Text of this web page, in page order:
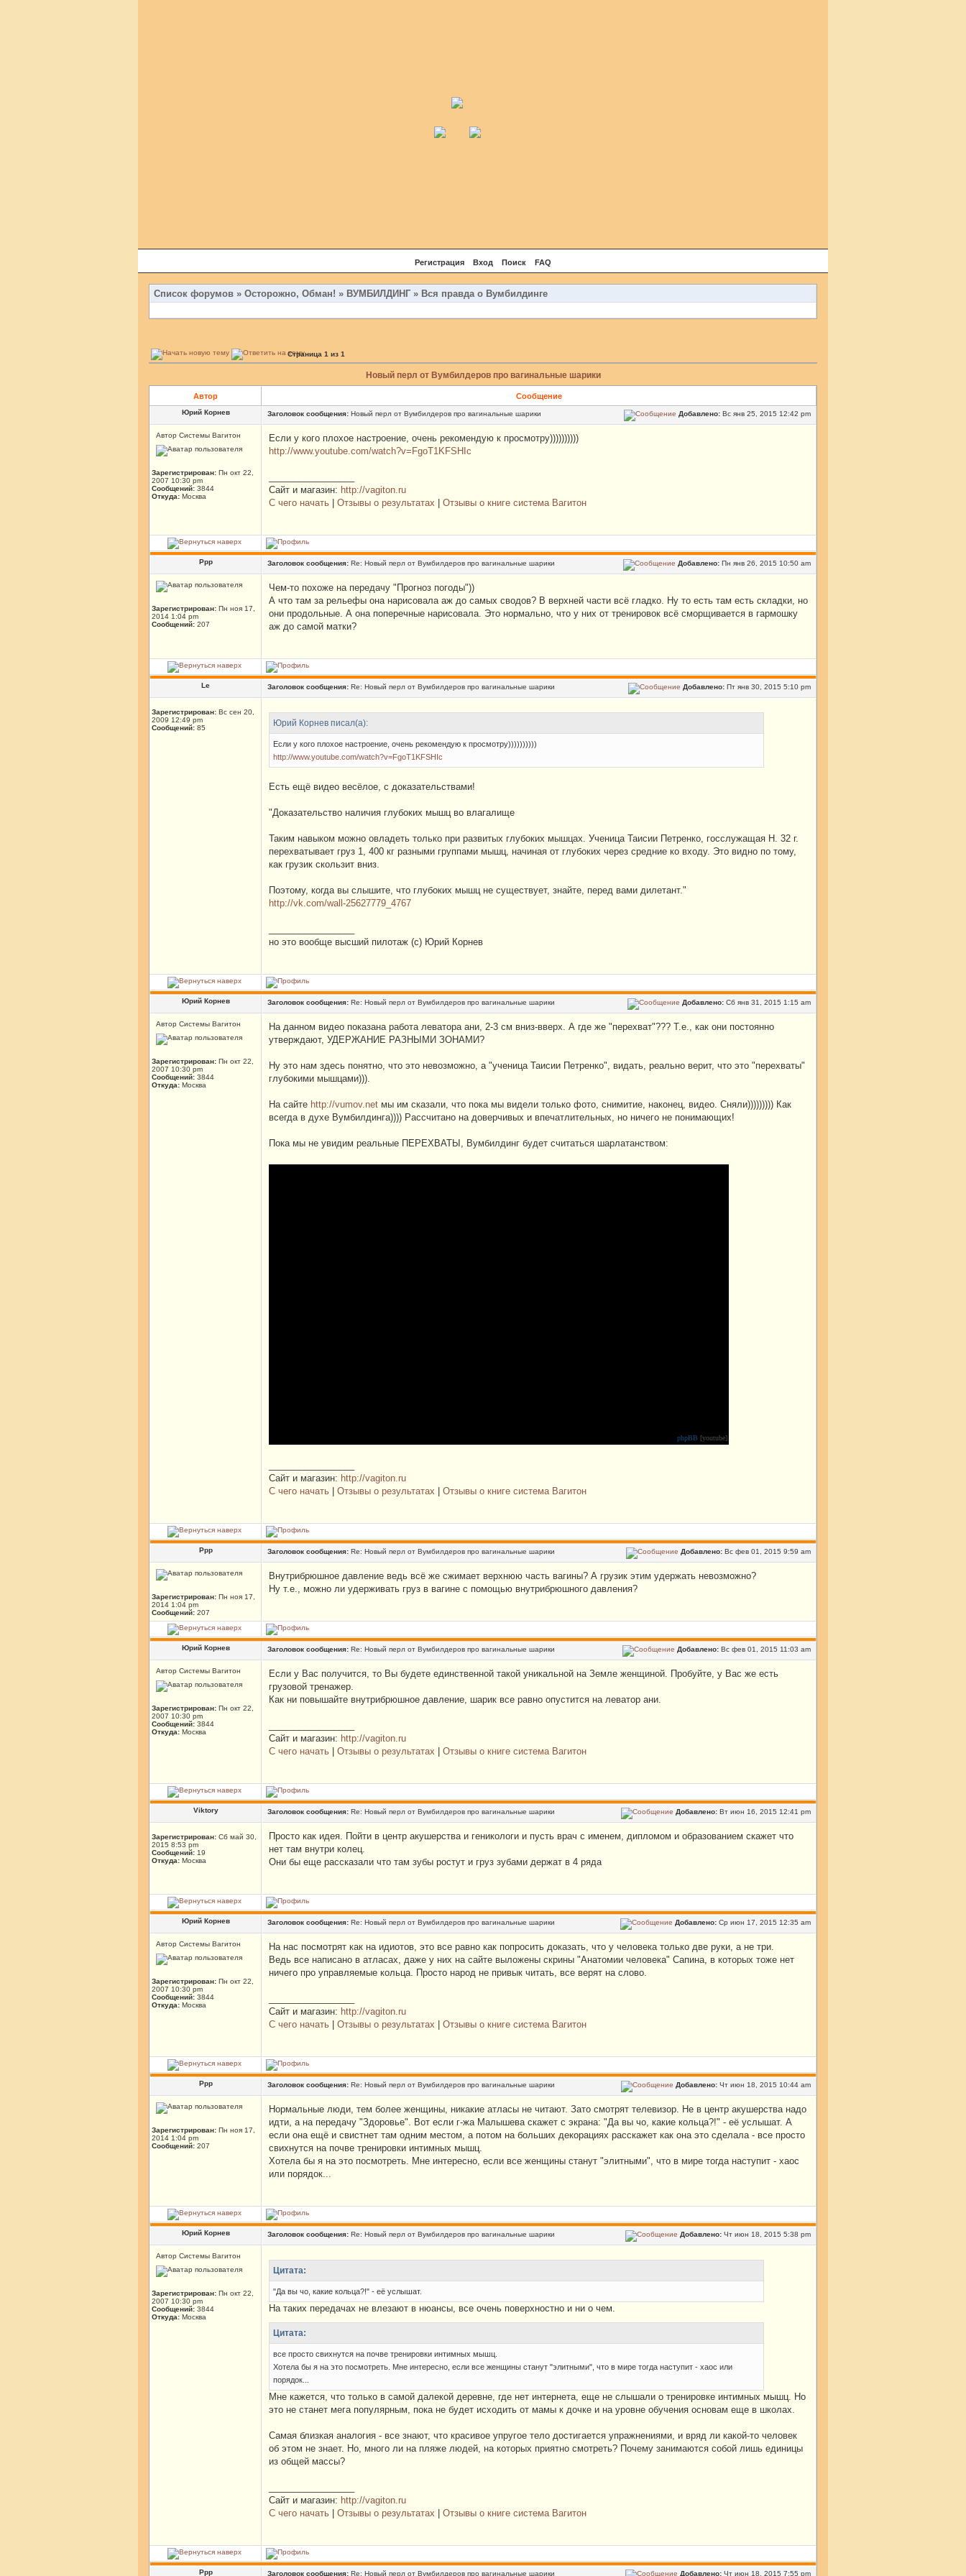
Регистрация Вход Поиск FAQ
Список форумов » Осторожно, Обман! » ВУМБИЛДИНГ » Вся правда о Вумбилдинге
Страница 1 из 1
Новый перл от Вумбилдеров про вагинальные шарики
Автор Сообщение
Юрий Корнев Заголовок сообщения: Новый перл от Вумбилдеров про вагинальные шарики Добавлено: Вс янв 25, 2015 12:42 pm
Автор Системы Вагитон
Зарегистрирован: Пн окт 22,
2007 10:30 pm
Сообщений: 3844
Откуда: Москва
Если у кого плохое настроение, очень рекомендую к просмотру))))))))))
http://www.youtube.com/watch?v=FgoT1KFSHIc
Сайт и магазин: http://vagiton.ru
С чего начать
Отзывы о результатах Отзывы о книге система Вагитон
Ррр Заголовок сообщения: Re: Новый перл от Вумбилдеров про вагинальные шарики Добавлено: Пн янв 26, 2015 10:50 am
Зарегистрирован: Пн ноя 17,
2014 1:04 pm
Сообщений: 207
Чем-то похоже на передачу "Прогноз погоды"))
А что там за рельефы она нарисовала аж до самых сводов? В верхней части всё гладко. Ну то есть там есть складки, но
они продольные. А она поперечные нарисовала. Это нормально, что у них от тренировок всё сморщивается в гармошку
аж до самой матки?
Le Заголовок сообщения: Re: Новый перл от Вумбилдеров про вагинальные шарики Добавлено: Пт янв 30, 2015 5:10 pm
Зарегистрирован: Вс сен 20,
2009 12:49 pm
Сообщений: 85
Юрий Корнев писал(а):
Если у кого плохое настроение, очень рекомендую к просмотру))))))))))
http://www.youtube.com/watch?v=FgoT1KFSHIc
Есть ещё видео весёлое, c доказательствами!
"Доказательство наличия глубоких мышц во влагалище
Таким навыком можно овладеть только при развитых глубоких мышцах. Ученица Таисии Петренко, госслужащая Н. 32 г.
перехватывает груз 1, 400 кг разными группами мышц, начиная от глубоких через средние ко входу. Это видно по тому,
как грузик скользит вниз.
Поэтому, когда вы слышите, что глубоких мышц не существует, знайте, перед вами дилетант."
http://vk.com/wall-25627779_4767
но это вообще высший пилотаж (с) Юрий Корнев
Юрий Корнев Заголовок сообщения: Re: Новый перл от Вумбилдеров про вагинальные шарики Добавлено: Сб янв 31, 2015 1:15 am
Автор Системы Вагитон
Зарегистрирован: Пн окт 22,
2007 10:30 pm
Сообщений: 3844
Откуда: Москва
На данном видео показана работа леватора ани, 2-3 см вниз-вверх. А где же "перехват"??? Т.е., как они постоянно
утверждают, УДЕРЖАНИЕ РАЗНЫМИ ЗОНАМИ?
Ну это нам здесь понятно, что это невозможно, а "ученица Таисии Петренко", видать, реально верит, что это "перехваты"
глубокими мышцами))).
На сайте http://vumov.net мы им сказали, что пока мы видели только фото, снимитие, наконец, видео. Сняли))))))))) Как
всегда в духе Вумбилдинга)))) Рассчитано на доверчивых и впечатлительных, но ничего не понимающих!
Пока мы не увидим реальные ПЕРЕХВАТЫ, Вумбилдинг будет считаться шарлатанством:
phpBB [youtube]
Сайт и магазин: http://vagiton.ru
С чего начать
Отзывы о результатах Отзывы о книге система Вагитон
Ррр Заголовок сообщения: Re: Новый перл от Вумбилдеров про вагинальные шарики Добавлено: Вс фев 01, 2015 9:59 am
Зарегистрирован: Пн ноя 17,
2014 1:04 pm
Сообщений: 207
Внутрибрюшное давление ведь всё же сжимает верхнюю часть вагины? А грузик этим удержать невозможно?
Ну т.е., можно ли удерживать груз в вагине с помощью внутрибрюшного давления?
Юрий Корнев Заголовок сообщения: Re: Новый перл от Вумбилдеров про вагинальные шарики Добавлено: Вс фев 01, 2015 11:03 am
Автор Системы Вагитон
Зарегистрирован: Пн окт 22,
2007 10:30 pm
Сообщений: 3844
Откуда: Москва
Если у Вас получится, то Вы будете единственной такой уникальной на Земле женщиной. Пробуйте, у Вас же есть
грузовой тренажер.
Как ни повышайте внутрибрюшное давление, шарик все равно опустится на леватор ани.
Сайт и магазин: http://vagiton.ru
С чего начать
Отзывы о результатах Отзывы о книге система Вагитон
Viktory Заголовок сообщения: Re: Новый перл от Вумбилдеров про вагинальные шарики Добавлено: Вт июн 16, 2015 12:41 pm
Зарегистрирован: Сб май 30,
2015 8:53 pm
Сообщений: 19
Откуда: Москва
Просто как идея. Пойти в центр акушерства и геникологи и пусть врач с именем, дипломом и образованием скажет что
нет там внутри колец.
Они бы еще рассказали что там зубы ростут и груз зубами держат в 4 ряда
Юрий Корнев Заголовок сообщения: Re: Новый перл от Вумбилдеров про вагинальные шарики Добавлено: Ср июн 17, 2015 12:35 am
Автор Системы Вагитон
Зарегистрирован: Пн окт 22,
2007 10:30 pm
Сообщений: 3844
Откуда: Москва
На нас посмотрят как на идиотов, это все равно как попросить доказать, что у человека только две руки, а не три.
Ведь все написано в атласах, даже у них на сайте выложены скрины "Анатомии человека" Сапина, в которых тоже нет
ничего про управляемые кольца. Просто народ не привык читать, все верят на слово.
Сайт и магазин: http://vagiton.ru
С чего начать
Отзывы о результатах Отзывы о книге система Вагитон
Ррр Заголовок сообщения: Re: Новый перл от Вумбилдеров про вагинальные шарики Добавлено: Чт июн 18, 2015 10:44 am
Зарегистрирован: Пн ноя 17,
2014 1:04 pm
Сообщений: 207
Нормальные люди, тем более женщины, никакие атласы не читают. Зато смотрят телевизор. Не в центр акушерства надо
идти, а на передачу "Здоровье". Вот если г-жа Малышева скажет с экрана: "Да вы чо, какие кольца?!" - её услышат. А
если она ещё и свистнет там одним местом, а потом на больших декорациях расскажет как она это сделала - все просто
свихнутся на почве тренировки интимных мышц.
Хотела бы я на это посмотреть. Мне интересно, если все женщины станут "элитными", что в мире тогда наступит - хаос
или порядок...
Юрий Корнев Заголовок сообщения: Re: Новый перл от Вумбилдеров про вагинальные шарики Добавлено: Чт июн 18, 2015 5:38 pm
Автор Системы Вагитон
Зарегистрирован: Пн окт 22,
2007 10:30 pm
Сообщений: 3844
Откуда: Москва
Цитата:
"Да вы чо, какие кольца?!" - её услышат.
На таких передачах не влезают в нюансы, все очень поверхностно и ни о чем.
Цитата:
все просто свихнутся на почве тренировки интимных мышц.
Хотела бы я на это посмотреть. Мне интересно, если все женщины станут "элитными", что в мире тогда наступит - хаос или
порядок...
Мне кажется, что только в самой далекой деревне, где нет интернета, еще не слышали о тренировке интимных мышц. Но
это не станет мега популярным, пока не будет исходить от мамы к дочке и на уровне обучения основам еще в школах.
Самая близкая аналогия - все знают, что красивое упругое тело достигается упражнениями, и вряд ли какой-то человек
об этом не знает. Но, много ли на пляже людей, на которых приятно смотреть? Почему занимаются собой лишь единицы
из общей массы?
Сайт и магазин: http://vagiton.ru
С чего начать
Отзывы о результатах Отзывы о книге система Вагитон
Ррр Заголовок сообщения: Re: Новый перл от Вумбилдеров про вагинальные шарики Добавлено: Чт июн 18, 2015 7:55 pm